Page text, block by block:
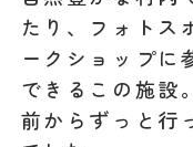
たり、フォトス
ークショップに
できるこの施設
前からずっと行